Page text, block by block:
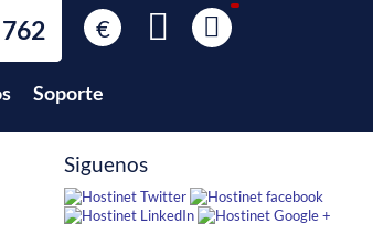
Soporte
€
GBP
MXN
Siguenos